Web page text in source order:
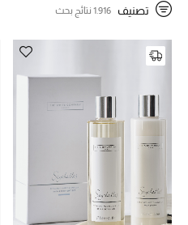
خصم حتى 70%
تسوقوا الآن
الموسم الجديد
تصنيف 1.916 نتائج بحث